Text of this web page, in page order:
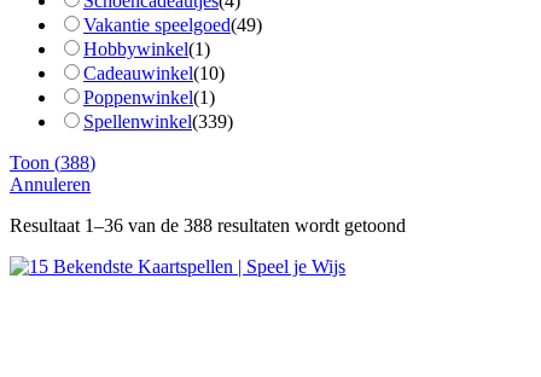
Vakantie speelgoed(49)
Hobbywinkel(1)
Cadeauwinkel(10)
Poppenwinkel(1)
Spellenwinkel(339)
Toon (388)
Annuleren
Resultaat 1–36 van de 388 resultaten wordt getoond